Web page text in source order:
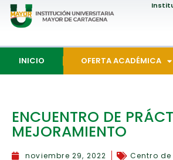
INICIO OFERTA ACADÉMICA
ENCUENTRO DE
MEJORAMIENTO
noviembre 29, 2022 Centro